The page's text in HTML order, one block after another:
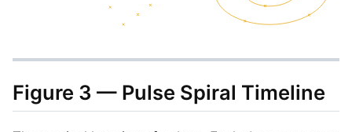
Figure 3 — Pulse Spiral Timeline